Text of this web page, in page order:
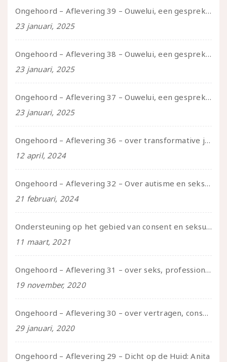
Ongehoord – Aflevering 39 – Ouwelui, een gesprek met Pepijn en Ivo over hun regenbooggezin, eigenzinnig ouder worden en Cruise Control
23 januari, 2025
Ongehoord – Aflevering 38 – Ouwelui, een gesprek met vreer over behoefte aan geborgenheid en het behouden van je idealen
23 januari, 2025
Ongehoord – Aflevering 37 – Ouwelui, een gesprek met non over seksualiteit, transitie en ageism
23 januari, 2025
Ongehoord – Aflevering 36 – over transformative justice – in gesprek met Ella en carson
12 april, 2024
Ongehoord – Aflevering 32 – Over autisme en seksualiteit – in gesprek met Roos Reijbroek
21 februari, 2024
Ondersteuning op het gebied van consent en seksualiteit
11 maart, 2021
Ongehoord – Aflevering 31 – over seks, professioneel en persoonlijk, een gesprek met Marije
19 november, 2020
Ongehoord – Aflevering 30 – over vertragen, consent en negatieve gevoelens met Meg-John Barker
29 januari, 2020
Ongehoord – Aflevering 29 – Dicht op de Huid: Anita